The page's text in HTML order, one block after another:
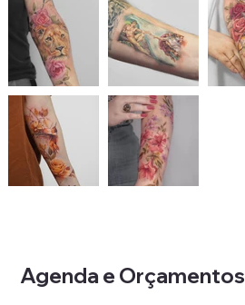
Agenda e Orçamentos